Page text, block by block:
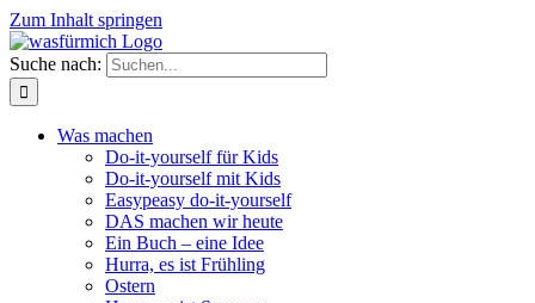
Zum Inhalt springen
Suche nach:
Was machen
Do-it-yourself für Kids
Do-it-yourself mit Kids
Easypeasy do-it-yourself
DAS machen wir heute
Ein Buch – eine Idee
Hurra, es ist Frühling
Ostern